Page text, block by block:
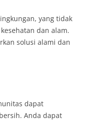
yang tidak
dan alam.
solusi alami dan
dapat
Anda dapat